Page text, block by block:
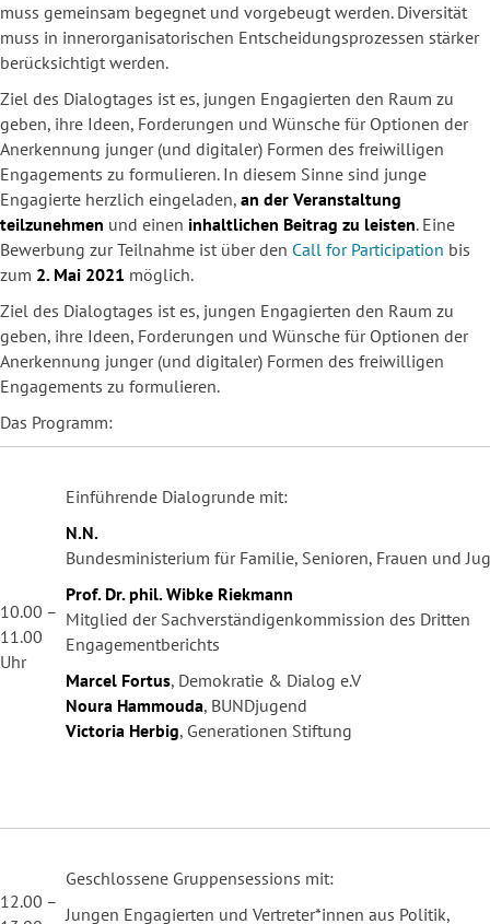
muss gemeinsam begegnet und vorgebeugt werden. Diversität
muss in innerorganisatorischen Entscheidungsprozessen stärker
berücksichtigt werden.
Ziel des Dialogtages ist es, jungen Engagierten den Raum zu
geben, ihre Ideen, Forderungen und Wünsche für Optionen der
Anerkennung junger (und digitaler) Formen des freiwilligen
Engagements zu formulieren. In diesem Sinne sind junge
Engagierte herzlich eingeladen, an der Veranstaltung
teilzunehmen und einen inhaltlichen Beitrag zu leisten. Eine
Bewerbung zur Teilnahme ist über den Call for Participation bis
zum 2. Mai 2021 möglich.
Ziel des Dialogtages ist es, jungen Engagierten den Raum zu
geben, ihre Ideen, Forderungen und Wünsche für Optionen der
Anerkennung junger (und digitaler) Formen des freiwilligen
Engagements zu formulieren.
Das Programm:
10.00 –
11.00
Uhr
Einführende Dialogrunde mit:
N.N.
Bundesministerium für Familie, Senioren, Frauen und
Prof. Dr. phil. Wibke Riekmann
Mitglied der Sachverständigenkommission des Dritten
Engagementberichts
Marcel Fortus, Demokratie & Dialog e.V
Noura Hammouda, BUNDjugend
Victoria Herbig, Generationen Stiftung
12.00 –
Geschlossene Gruppensessions mit:
Jungen Engagierten und Vertreter*innen aus Politik,